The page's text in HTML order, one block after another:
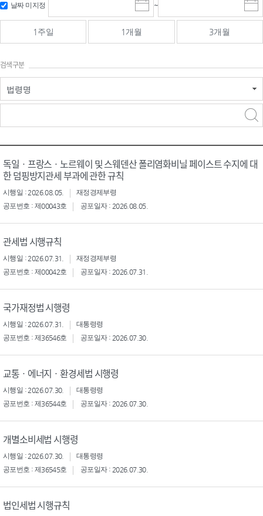
날짜 미지정
시
작
일
선
~
마
감
선
1주일 1개월 3개월
검색구분
법령명
독일ㆍ프랑스ㆍ노르웨이 및 스웨덴산 폴리염화비닐 페이스트 수지에 대
한 덤핑방지관세 부과에 관한 규칙
시행일 : 2026.08.05.
재정경제부령
공포번호 : 제00043호
공포일자 : 2026.08.05.
관세법 시행규칙
시행일 : 2026.07.31.
재정경제부령
공포번호 : 제00042호
공포일자 : 2026.07.31.
국가재정법 시행령
시행일 : 2026.07.31.
대통령령
공포번호 : 제36546호
공포일자 : 2026.07.30.
교통ㆍ에너지ㆍ환경세법 시행령
시행일 : 2026.07.30.
대통령령
공포번호 : 제36544호
공포일자 : 2026.07.30.
개별소비세법 시행령
시행일 : 2026.07.30.
대통령령
공포번호 : 제36545호
공포일자 : 2026.07.30.
법인세법 시행규칙